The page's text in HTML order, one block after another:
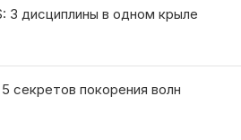
3 дисциплины в одном крыле
секретов покорения волн